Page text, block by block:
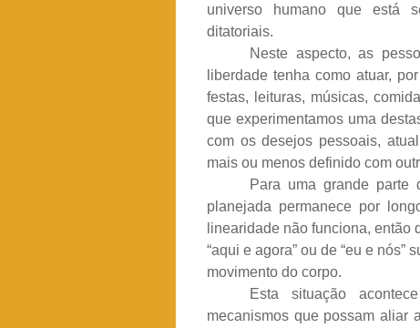
universo humano que está
ditatoriais.
Neste aspecto, as
liberdade tenha como atuar,
festas, leituras, músicas,
que experimentamos uma
com os desejos pessoais,
mais ou menos definido com
Para uma grande parte
planejada permanece por
linearidade não funciona,
“aqui e agora” ou de “eu e
movimento do corpo.
Esta situação
mecanismos que possam aliar